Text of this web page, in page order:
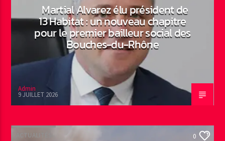
Martial Alvarez élu président de
13 Habitat : un nouveau chapitre
pour le premier bailleur social des
Bouches-du-Rhône
Admin
9 JUILLET 2026
ACTUALITÉS 0